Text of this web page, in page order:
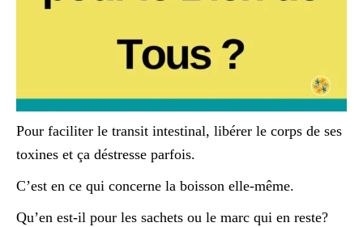
Pour faciliter le transit intestinal, libérer le corps de ses
toxines et ça déstresse parfois.
C’est en ce qui concerne la boisson elle-même.
Qu’en est-il pour les sachets ou le marc qui en reste?